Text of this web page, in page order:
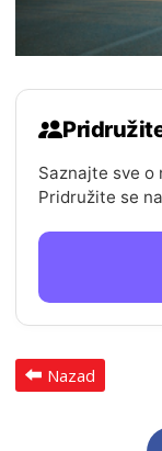
Saznajte sve o
Pridružite se
Nazad